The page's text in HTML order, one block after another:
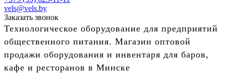
vels@vels.by
Заказать звонок
Технологическое оборудование для предприятий
общественного питания. Магазин оптовой
продажи оборудования и инвентаря для баров,
кафе и ресторанов в Минске